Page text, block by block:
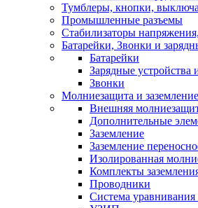
Тумблеры, кнопки,
Промышленные разъемы
Стабилизаторы
Батарейки, Звонки и
Батарейки
Зарядные устройства
Звонки
Молниезащита и заземление
Внешняя
Дополнительные
Заземление
Заземление
Изолированная
Комплекты
Проводники
Система уравнивания